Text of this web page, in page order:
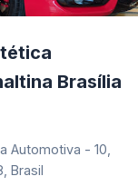
Brasília
Automotiva - 10,
Brasil